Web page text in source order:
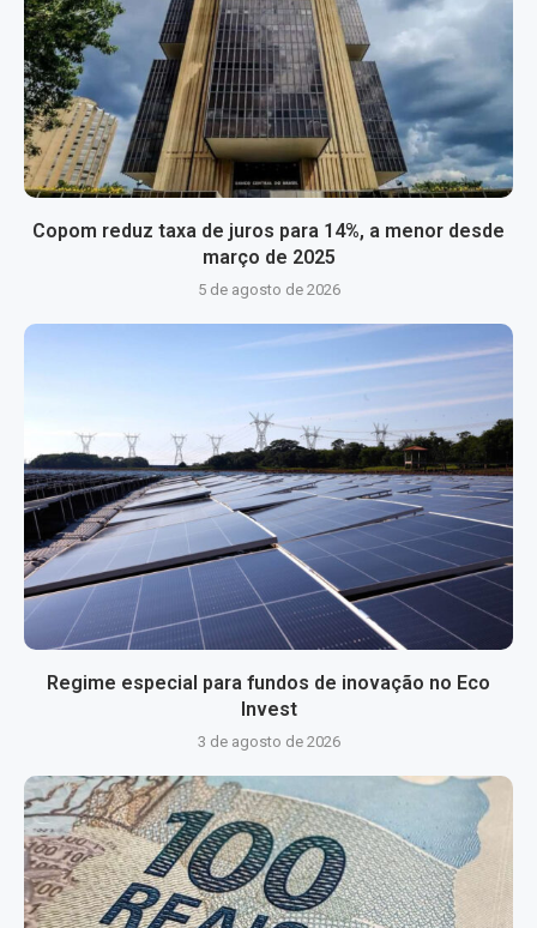
Copom reduz taxa de juros para 14%, a menor desde
março de 2025
5 de agosto de 2026
Regime especial para fundos de inovação no Eco
Invest
3 de agosto de 2026